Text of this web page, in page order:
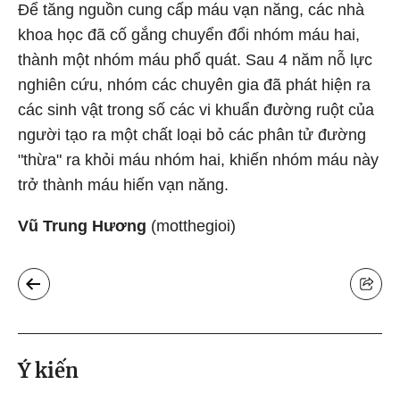
Để tăng nguồn cung cấp máu vạn năng, các nhà
khoa học đã cố gắng chuyển đổi nhóm máu hai,
thành một nhóm máu phổ quát. Sau 4 năm nỗ lực
nghiên cứu, nhóm các chuyên gia đã phát hiện ra
các sinh vật trong số các vi khuẩn đường ruột của
người tạo ra một chất loại bỏ các phân tử đường
"thừa" ra khỏi máu nhóm hai, khiến nhóm máu này
trở thành máu hiến vạn năng.
Vũ Trung Hương (motthegioi)
Ý kiến